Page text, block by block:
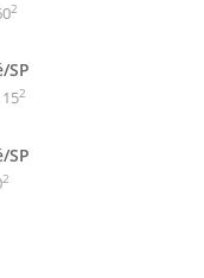
2
SP
2
SP
2